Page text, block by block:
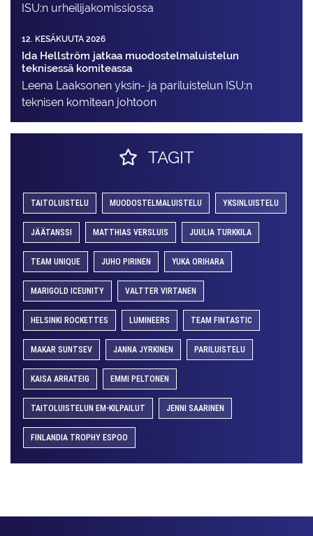
ISU:n urheilija­komissiossa
12. KESÄKUUTA 2026
Ida Hellström jatkaa muodostelmaluistelun
teknisessä komiteassa
Leena Laaksonen yksin- ja pariluistelun ISU:n
teknisen komitean johtoon
TAGIT
TAITOLUISTELU MUODOSTELMALUISTELU YKSINLUISTELU
JÄÄTANSSI MATTHIAS VERSLUIS JUULIA TURKKILA
TEAM UNIQUE JUHO PIRINEN YUKA ORIHARA
MARIGOLD ICEUNITY VALTTER VIRTANEN
HELSINKI ROCKETTES LUMINEERS TEAM FINTASTIC
MAKAR SUNTSEV JANNA JYRKINEN PARILUISTELU
KAISA ARRATEIG EMMI PELTONEN
TAITOLUISTELUN EM-KILPAILUT JENNI SAARINEN
FINLANDIA TROPHY ESPOO